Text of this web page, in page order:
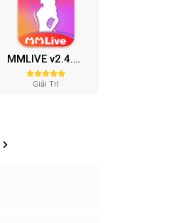
MMLIVE v2.4.0 (Full VIP) Mở khóa phòng
Giải Trí